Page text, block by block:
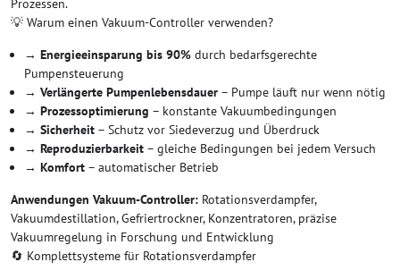
Prozessen.
💡 Warum einen Vakuum-Controller verwenden?
→ Energieeinsparung bis 90% durch bedarfsgerechte
Pumpensteuerung
→ Verlängerte Pumpenlebensdauer – Pumpe läuft nur wenn nötig
→ Prozessoptimierung – konstante Vakuumbedingungen
→ Sicherheit – Schutz vor Siedeverzug und Überdruck
→ Reproduzierbarkeit – gleiche Bedingungen bei jedem Versuch
→ Komfort – automatischer Betrieb
Anwendungen Vakuum-Controller: Rotationsverdampfer,
Vakuumdestillation, Gefriertrockner, Konzentratoren, präzise
Vakuumregelung in Forschung und Entwicklung
🔄 Komplettsysteme für Rotationsverdampfer